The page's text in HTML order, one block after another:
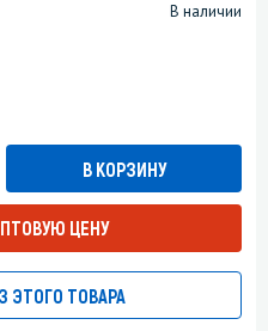
В наличии
В КОРЗИНУ
ЦЕНУ
ЭТОГО ТОВАРА